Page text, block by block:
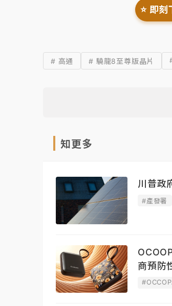
⭐️ 即
# 高通 # 驍龍8至尊版晶片
知更多
川普政
#產發署
商預防